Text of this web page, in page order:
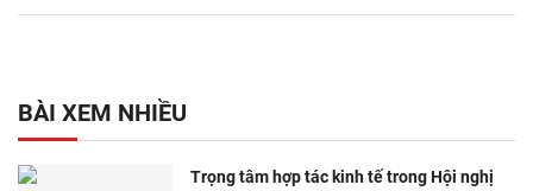
BÀI XEM NHIỀU
Trọng tâm hợp tác kinh tế trong Hội nghị